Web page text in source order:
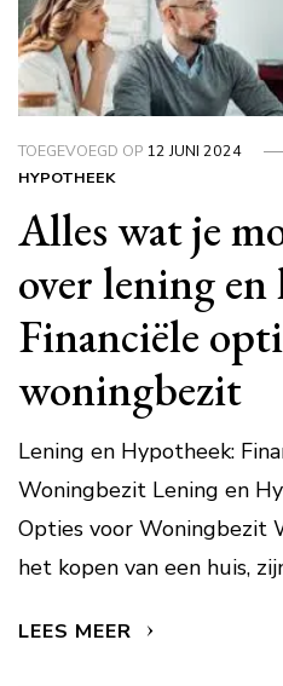
TOEGEVOEGD OP 12 JUNI 2024
HYPOTHEEK
Alles wat je
over lening
Financiële
woningbezit
Lening en Hypotheek:
Woningbezit Lening en
Opties voor Woningbezit
het kopen van een huis,
LEES MEER